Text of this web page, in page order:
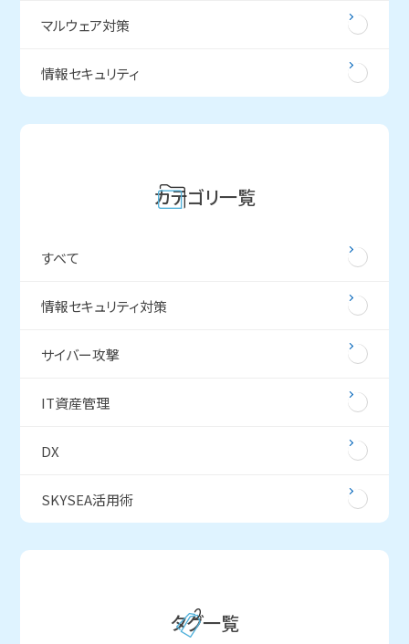
マルウェア対策
情報セキュリティ
カテゴリ一覧
すべて
情報セキュリティ対策
サイバー攻撃
IT資産管理
DX
SKYSEA活用術
タグ一覧